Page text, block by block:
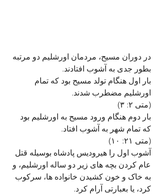
در دوران مسیح، مردمان اورشلیم دو مرتبه
بطور جدی به آشوب افتادند.
بار اول هنگام تولد مسیح بود که تمام
اورشلیم مضطرب شدند.
(متی ۲: ۳)
بار دوم هنگام ورود مسیح به اورشلیم بود
که تمام شهر به آشوب افتاد.
(متی ۲۱: ۱۰)
آشوب اول را هیرودیس پادشاه بوسیله قتل
عام کردن بچه های زیر دو ساله اورشلیم، و
به خاک و خون کشیدن خانواده ها، سرکوب
کرد، یا بعبارتی آرام کرد.